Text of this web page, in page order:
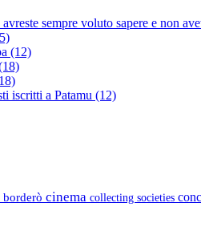
sempre voluto sapere e non
(12)
iscritti a Patamu (12)
borderò cinema collecting societies